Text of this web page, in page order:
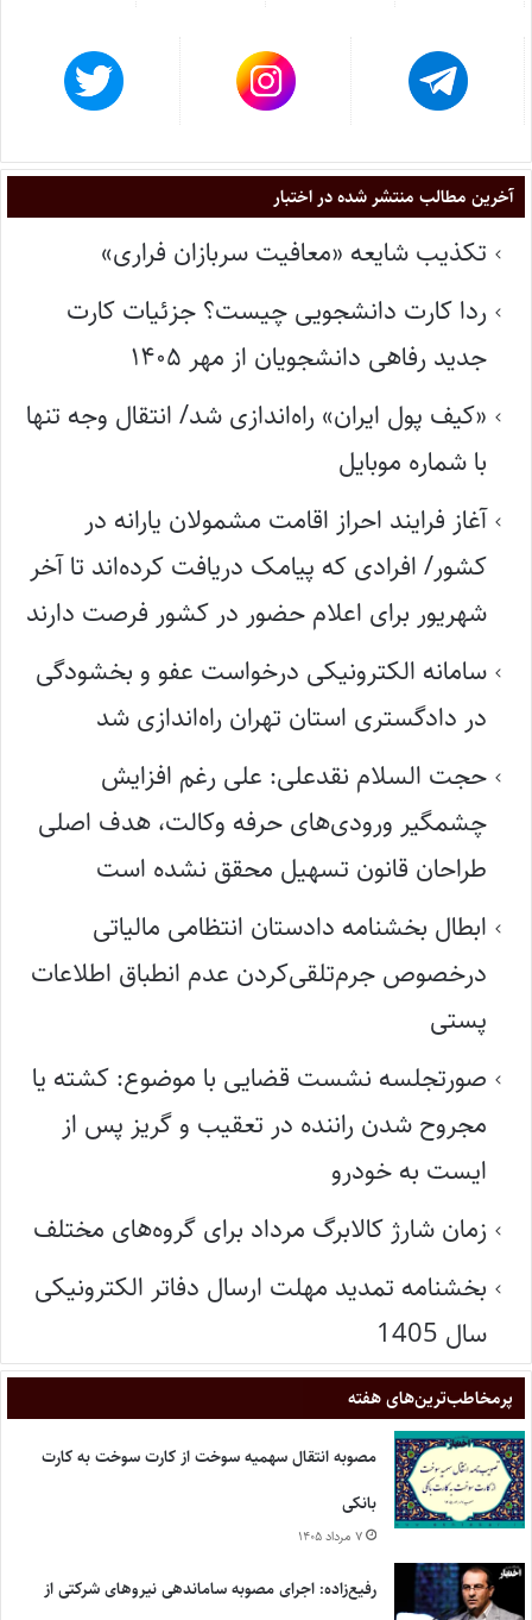
آخرین مطالب منتشر شده در اختبار
تکذیب شایعه «معافیت سربازان فراری»
ردا کارت دانشجویی چیست؟ جزئیات کارت
جدید رفاهی دانشجویان از مهر ۱۴۰۵
«کیف پول ایران» راه‌اندازی شد/ انتقال وجه تنها
با شماره موبایل
آغاز فرایند احراز اقامت مشمولان یارانه در
کشور/ افرادی که پیامک دریافت کرده‌اند تا آخر
شهریور برای اعلام حضور در کشور فرصت دارند
سامانه الکترونیکی درخواست عفو و بخشودگی
در دادگستری استان تهران راه‌اندازی شد
حجت السلام نقدعلی: علی رغم افزایش
چشمگیر ورودی‌های حرفه وکالت، هدف اصلی
طراحان قانون تسهیل محقق نشده است
ابطال بخشنامه دادستان انتظامی مالیاتی
درخصوص جرم‌تلقی‌کردن عدم انطباق اطلاعات
پستی
صورتجلسه نشست قضایی با موضوع: کشته یا
مجروح شدن راننده در تعقیب و گریز پس از
ایست به خودرو
زمان شارژ کالابرگ مرداد برای گروه‌های مختلف
بخشنامه تمدید مهلت ارسال دفاتر الکترونیکی
سال 1405
پر‌مخاطب‌ترین‌های هفته
مصوبه انتقال سهمیه سوخت از کارت سوخت به کارت
بانکی
۷ مرداد ۱۴۰۵
رفیع‌زاده: اجرای مصوبه ساماندهی نیروهای شرکتی از